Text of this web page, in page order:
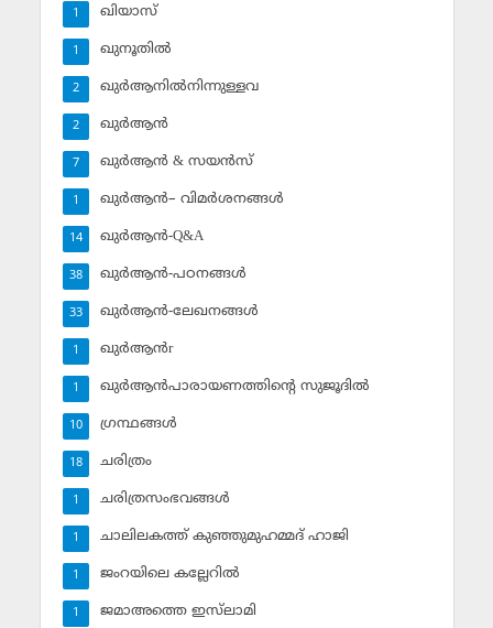
ഖിയാസ്
1
ഖുനൂതില്‍
1
ഖുര്‍ആനില്‍നിന്നുള്ളവ
2
ഖുര്‍ആന്‍
2
ഖുര്‍ആന്‍ & സയന്‍സ്‌
7
ഖുര്‍ആന്‍– വിമര്‍ശനങ്ങള്‍
1
ഖുര്‍ആന്‍-Q&A
14
ഖുര്‍ആന്‍-പഠനങ്ങള്‍
38
ഖുര്‍ആന്‍-ലേഖനങ്ങള്‍
33
ഖുര്‍ആന്‍r
1
ഖുര്‍ആന്‍പാരായണത്തിന്റെ സുജൂദില്‍
1
ഗ്രന്ഥങ്ങള്‍
10
ചരിത്രം
18
ചരിത്രസംഭവങ്ങള്‍
1
ചാലിലകത്ത് കുഞ്ഞുമുഹമ്മദ് ഹാജി
1
ജംറയിലെ കല്ലേറില്‍
1
ജമാഅത്തെ ഇസ്‌ലാമി
1